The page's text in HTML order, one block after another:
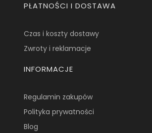
PŁATNOŚCI I DOSTAWA
Czas i koszty dostawy
Zwroty i reklamacje
INFORMACJE
Regulamin zakupów
Polityka prywatności
Blog